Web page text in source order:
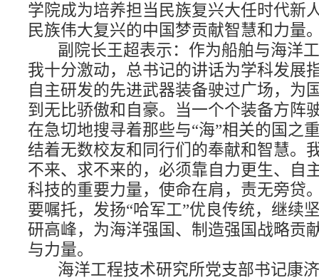
学院成为培养担当民族复兴大任时代新
民族伟大复兴的中国梦贡献智慧和力量
副院长王超表示：作为船舶与海洋
我十分激动，总书记的讲话为学科发展
自主研发的先进武器装备驶过广场，为
到无比骄傲和自豪。当一个个装备方阵
在急切地搜寻着那些与“海”相关的国之
结着无数校友和同行们的奉献和智慧。
不来、求不来的，必须靠自力更生、自
科技的重要力量，使命在肩，责无旁贷
要嘱托，发扬“哈军工”优良传统，继续
研高峰，为海洋强国、制造强国战略贡
与力量。
海洋工程技术研究所党支部书记康